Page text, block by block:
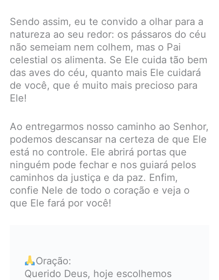
Sendo assim, eu te convido a olhar para a
natureza ao seu redor: os pássaros do céu
não semeiam nem colhem, mas o Pai
celestial os alimenta. Se Ele cuida tão bem
das aves do céu, quanto mais Ele cuidará
de você, que é muito mais precioso para
Ele!
Ao entregarmos nosso caminho ao Senhor,
podemos descansar na certeza de que Ele
está no controle. Ele abrirá portas que
ninguém pode fechar e nos guiará pelos
caminhos da justiça e da paz. Enfim,
confie Nele de todo o coração e veja o
que Ele fará por você!
Oração:
Querido Deus, hoje escolhemos